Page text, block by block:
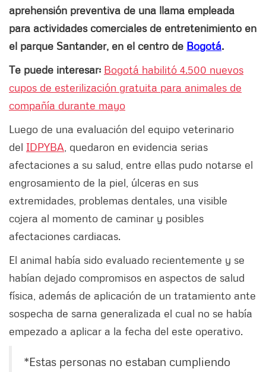
aprehensión preventiva de una llama empleada
para actividades comerciales de entretenimiento en
el parque Santander, en el centro de Bogotá.
Te puede interesar: Bogotá habilitó 4.500 nuevos
cupos de esterilización gratuita para animales de
compañía durante mayo
Luego de una evaluación del equipo veterinario
del IDPYBA , quedaron en evidencia serias
afectaciones a su salud, entre ellas pudo notarse el
engrosamiento de la piel, úlceras en sus
extremidades, problemas dentales, una visible
cojera al momento de caminar y posibles
afectaciones cardiacas.
El animal había sido evaluado recientemente y se
habían dejado compromisos en aspectos de salud
física, además de aplicación de un tratamiento ante
sospecha de sarna generalizada el cual no se había
empezado a aplicar a la fecha del este operativo.
*Estas personas no estaban cumpliendo